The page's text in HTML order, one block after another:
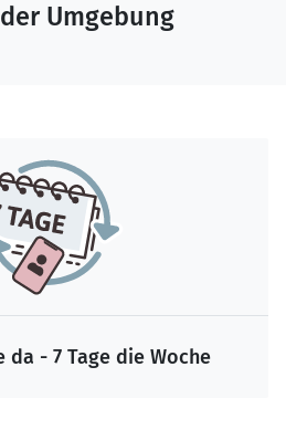
Umgebung
da - 7 Tage die Woche